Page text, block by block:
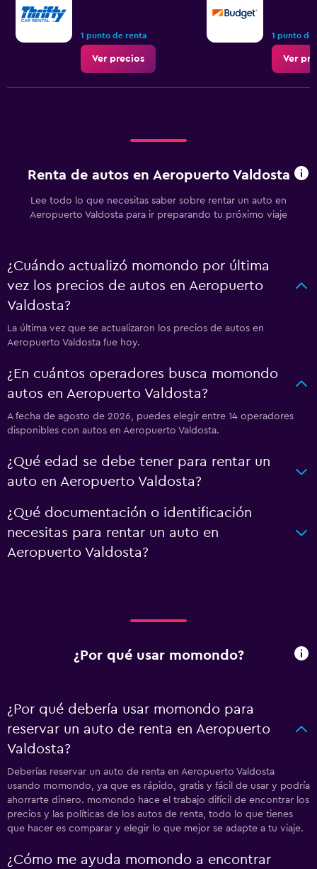
1 punto de renta
Ver precios
1 punto de
Ver
Renta de autos en Aeropuerto Valdosta
Lee todo lo que necesitas saber sobre rentar un auto en
Aeropuerto Valdosta para ir preparando tu próximo viaje
¿Cuándo actualizó momondo por última
vez los precios de autos en Aeropuerto
Valdosta?
La última vez que se actualizaron los precios de autos en
Aeropuerto Valdosta fue hoy.
¿En cuántos operadores busca momondo
autos en Aeropuerto Valdosta?
A fecha de agosto de 2026, puedes elegir entre 14 operadores
disponibles con autos en Aeropuerto Valdosta.
¿Qué edad se debe tener para rentar un
auto en Aeropuerto Valdosta?
¿Qué documentación o identificación
necesitas para rentar un auto en
Aeropuerto Valdosta?
¿Por qué usar momondo?
¿Por qué debería usar momondo para
reservar un auto de renta en Aeropuerto
Valdosta?
Deberías reservar un auto de renta en Aeropuerto Valdosta
usando momondo, ya que es rápido, gratis y fácil de usar y podría
ahorrarte dinero. momondo hace el trabajo difícil de encontrar los
precios y las políticas de los autos de renta, todo lo que tienes
que hacer es comparar y elegir lo que mejor se adapte a tu viaje.
¿Cómo me ayuda momondo a encontrar